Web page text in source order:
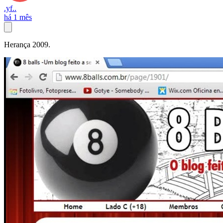
.yf..
há 1 mês
Herança 2009.